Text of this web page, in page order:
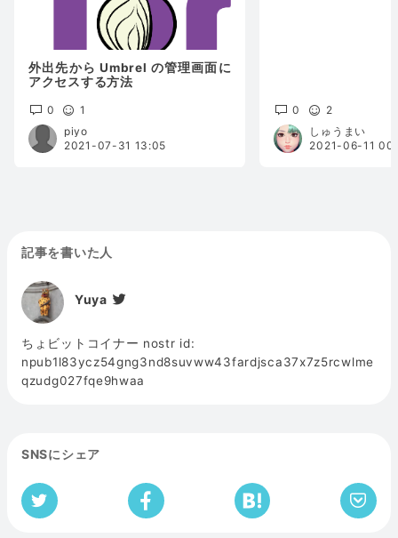
外出先から Umbrel の管理画面に
アクセスする方法
0
1
piyo
2021-07-31 13:05
0
2
しゅうまい
2021-06-11
記事を書いた人
Yuya
ちょビットコイナー nostr id:
npub1l83ycz54gng3nd8suvww43fardjsca37x7z5rcwlme
qzudg027fqe9hwaa
SNSにシェア